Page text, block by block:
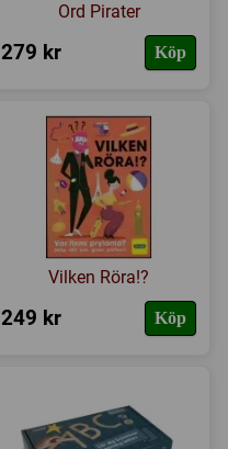
Ord Pirater
279 kr Köp
Vilken Röra!?
249 kr Köp